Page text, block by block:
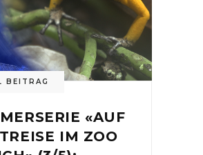
BEITRAG
«AUF
IM ZOO